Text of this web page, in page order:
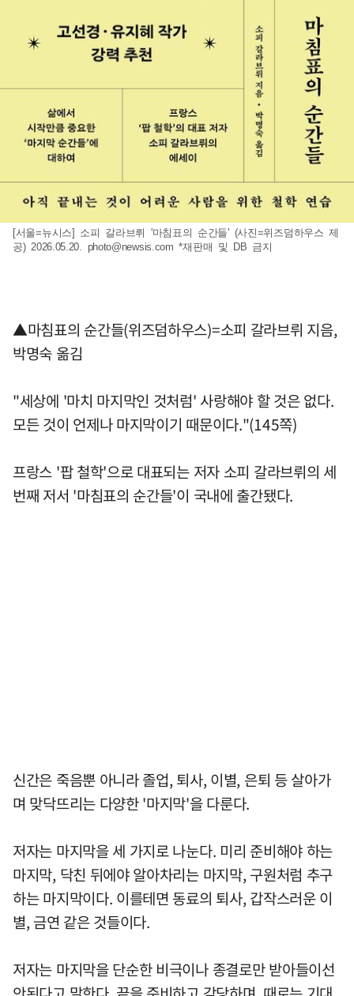
[서울=뉴시스] 소피 갈라브뤼 '마침표의 순간들' (사진=위즈덤하우스 제
공) 2026.05.20. photo@newsis.com *재판매 및 DB 금지
▲마침표의 순간들(위즈덤하우스)=소피 갈라브뤼 지음,
박명숙 옮김
"세상에 '마치 마지막인 것처럼' 사랑해야 할 것은 없다.
모든 것이 언제나 마지막이기 때문이다."(145쪽)
프랑스 '팝 철학'으로 대표되는 저자 소피 갈라브뤼의 세
번째 저서 '마침표의 순간들'이 국내에 출간됐다.
신간은 죽음뿐 아니라 졸업, 퇴사, 이별, 은퇴 등 살아가
며 맞닥뜨리는 다양한 '마지막'을 다룬다.
저자는 마지막을 세 가지로 나눈다. 미리 준비해야 하는
마지막, 닥친 뒤에야 알아차리는 마지막, 구원처럼 추구
하는 마지막이다. 이를테면 동료의 퇴사, 갑작스러운 이
별, 금연 같은 것들이다.
저자는 마지막을 단순한 비극이나 종결로만 받아들이선